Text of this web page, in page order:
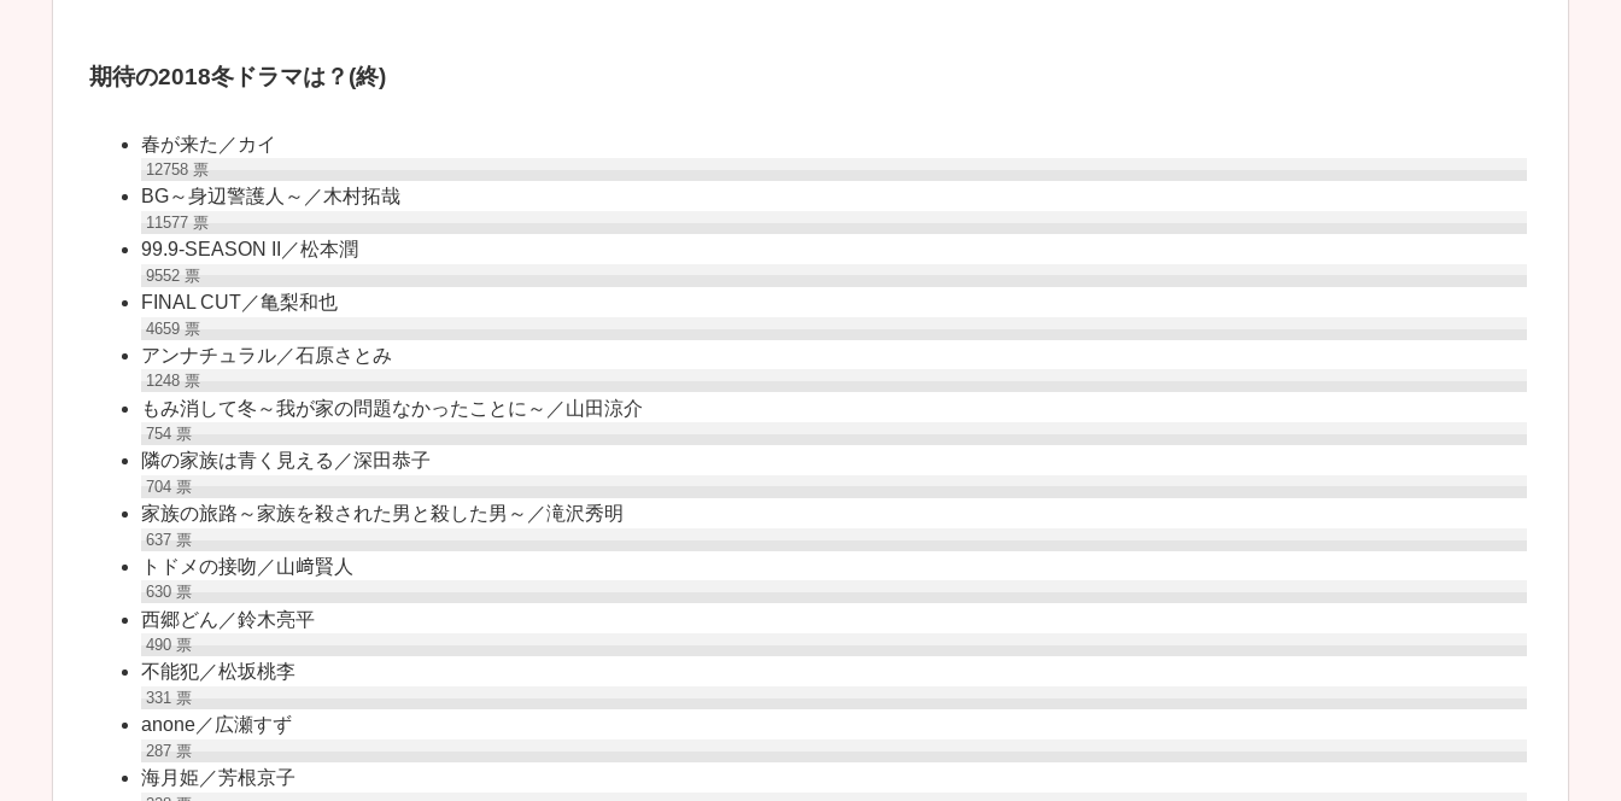
期待の2018冬ドラマは？(終)
春が来た／カイ
12758票
BG～身辺警護人～／木村拓哉
11577票
99.9-SEASON II／松本潤
9552票
FINAL CUT／亀梨和也
4659票
アンナチュラル／石原さとみ
1248票
もみ消して冬～我が家の問題なかったことに～／山田涼介
754票
隣の家族は青く見える／深田恭子
704票
家族の旅路～家族を殺された男と殺した男～／滝沢秀明
637票
トドメの接吻／山﨑賢人
630票
西郷どん／鈴木亮平
490票
不能犯／松坂桃李
331票
anone／広瀬すず
287票
海月姫／芳根京子